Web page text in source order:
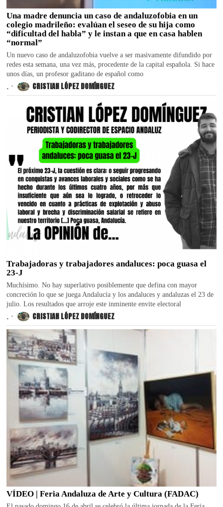
Una madre denuncia un caso de andaluzofobia en un
colegio madrileño: evalúan el seseo de su hija como
“dificultad del habla” y le instan a que en casa hablen
“normal”
Un nuevo caso de andaluzofobia vuelve a ser masivamente difundido por
redes esta semana, una vez más, procedente de la capital española. Si hace
unos días, un profesor gaditano de español como
. CRISTIAN LÓPEZ DOMÍNGUEZ
Trabajadoras y trabajadores andaluces: poca guasa el
23-J
Muchísimo. No hay superlativo posiblemente que defina con mayor
concreción lo que se juega Andalucía y los andaluces y andaluzas el 23 de
julio. Los resultados que arroje este inminente envite electoral
. CRISTIAN LÓPEZ DOMÍNGUEZ
VÍDEO | Feria Andaluza de Arte y Cultura (FADAC)